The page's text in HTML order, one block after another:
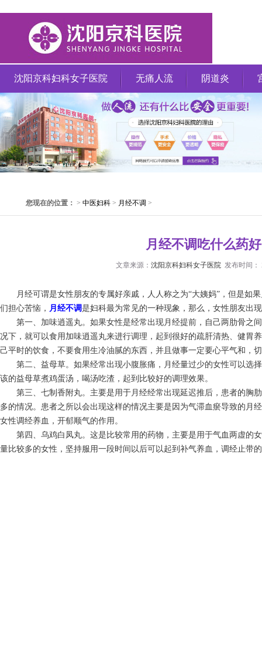
沈阳京科妇科女子医院 无痛人流 阴道炎
您现在的位置： > 中医妇科 > 月经不调 >
月经不调吃什么药
文章来源： 沈阳京科妇科女子医院发布时间：
月经可谓是女性朋友的专属好亲戚，人人称之为“大姨妈”，但是如
们担心苦恼， 月经不调是妇科最为常见的一种现象，那么，女性朋友出
第一、加味逍遥丸。如果女性是经常出现月经提前，自己两肋骨之
况下，就可以食用加味逍遥丸来进行调理，起到很好的疏肝清热、健胃
己平时的饮食，不要食用生冷油腻的东西，并且做事一定要心平气和，
第二、益母草。如果经常出现小腹胀痛，月经量过少的女性可以选
该的益母草煮鸡蛋汤，喝汤吃渣，起到比较好的调理效果。
第三、七制香附丸。主要是用于月经经常出现延迟推后，患者的胸
多的情况。患者之所以会出现这样的情况主要是因为气滞血瘀导致的月
女性调经养血，开郁顺气的作用。
第四、乌鸡白凤丸。这是比较常用的药物，主要是用于气血两虚的
量比较多的女性，坚持服用一段时间以后可以起到补气养血，调经止带